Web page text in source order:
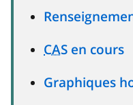
CAS en cours
Graphiques